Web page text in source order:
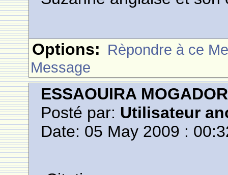
Options: Rèpondre à ce
Message
ESSAOUIRA MOGADOR
Posté par: Utilisateur
Date: 05 May 2009 :